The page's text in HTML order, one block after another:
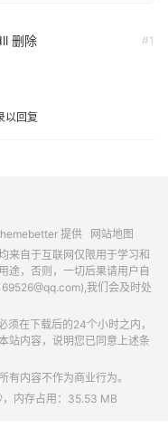
#1
删除
以回复
提供
网站地图
来自于互联网仅限用于学习和
途，否则，一切后果请用户自
我们会及时处
在下载后的24个小时之内，
站内容，说明您已同意上述条
有内容不作为商业行为。
内存占用：35.53 MB